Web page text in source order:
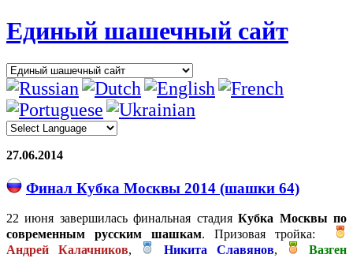
Единый шашечный сайт
27.06.2014
Финал Кубка Москвы 2014 (шашки 64)
22 июня завершилась финальная стадияКубка Москвы по
современным русским шашкам. Призовая тройка:
Андрей Калачников, Никита Славянов,
Вазген